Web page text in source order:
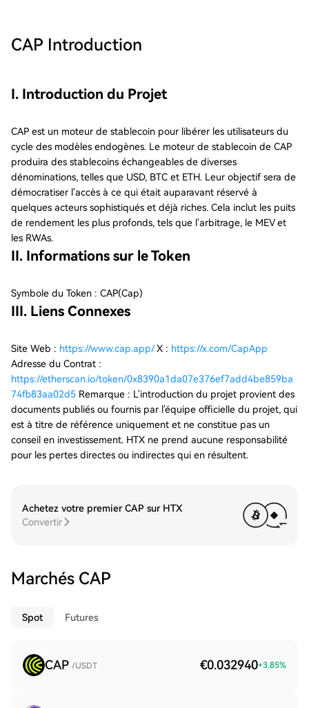
CAP Introduction
I. Introduction du Projet
CAP est un moteur de stablecoin pour libérer les utilisateurs du
cycle des modèles endogènes. Le moteur de stablecoin de CAP
produira des stablecoins échangeables de diverses
dénominations, telles que USD, BTC et ETH. Leur objectif sera de
démocratiser l'accès à ce qui était auparavant réservé à
quelques acteurs sophistiqués et déjà riches. Cela inclut les puits
de rendement les plus profonds, tels que l'arbitrage, le MEV et
les RWAs.
II. Informations sur le Token
Symbole du Token : CAP(Cap)
III. Liens Connexes
Site Web : https://www.cap.app/X : https://x.com/CapApp
Adresse du Contrat :
https://etherscan.io/token/0x8390a1da07e376ef7add4be859ba
74fb83aa02d5 Remarque : L'introduction du projet provient des
documents publiés ou fournis par l'équipe officielle du projet, qui
est à titre de référence uniquement et ne constitue pas un
conseil en investissement. HTX ne prend aucune responsabilité
pour les pertes directes ou indirectes qui en résultent.
Achetez votre premier CAP sur HTX
Convertir
Marchés CAP
Spot Futures
CAP /USDT €0.032940+3.85%